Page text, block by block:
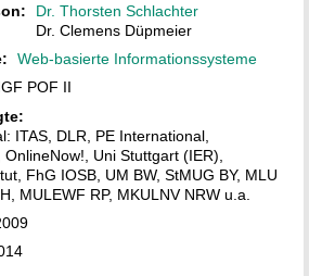
Dr. Thorsten Schlachter
Dr. Clemens Düpmeier
Web-basierte Informationssysteme
POF II
ITAS, DLR, PE International,
Uni Stuttgart (IER),
FhG IOSB, UM BW, StMUG BY, MLU
MULEWF RP, MKULNV NRW u.a.